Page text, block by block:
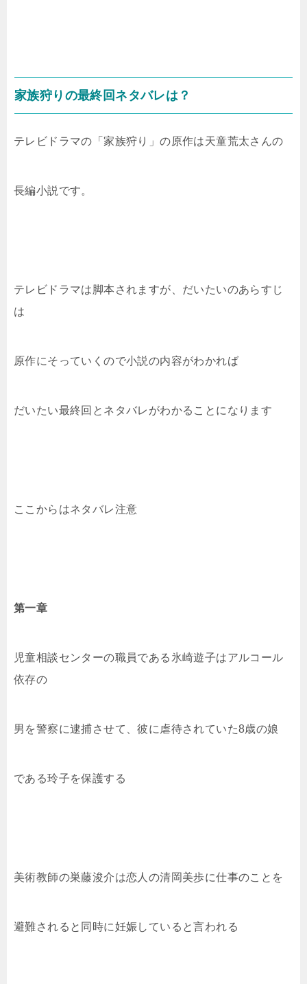
家族狩りの最終回ネタバレは？
テレビドラマの「家族狩り」の原作は天童荒太さんの
長編小説です。
テレビドラマは脚本されますが、だいたいのあらすじ
は
原作にそっていくので小説の内容がわかれば
だいたい最終回とネタバレがわかることになります
ここからはネタバレ注意
第一章
児童相談センターの職員である氷崎遊子はアルコール
依存の
男を警察に逮捕させて、彼に虐待されていた8歳の娘
である玲子を保護する
美術教師の巣藤浚介は恋人の清岡美歩に仕事のことを
避難されると同時に妊娠していると言われる